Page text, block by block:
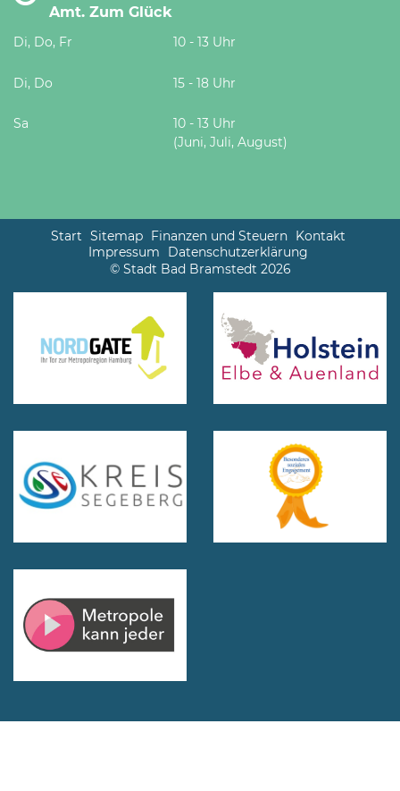
Amt. Zum Glück
Di, Do, Fr 10 - 13 Uhr
Di, Do 15 - 18 Uhr
Sa
10 - 13 Uhr
(Juni, Juli, August)
Start Sitemap Finanzen und Steuern Kontakt
Impressum
Datenschutzerklärung
© Stadt Bad Bramstedt 2026